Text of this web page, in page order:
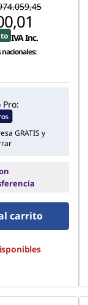
IVA Inc.
Pro:
GRATIS y
carrito